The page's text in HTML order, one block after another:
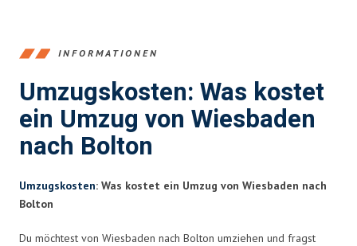
INFORMATIONEN
Umzugskosten: Was kostet
ein Umzug von Wiesbaden
nach Bolton
Umzugskosten: Was kostet ein Umzug von Wiesbaden nach
Bolton
Du möchtest von Wiesbaden nach Bolton umziehen und fragst